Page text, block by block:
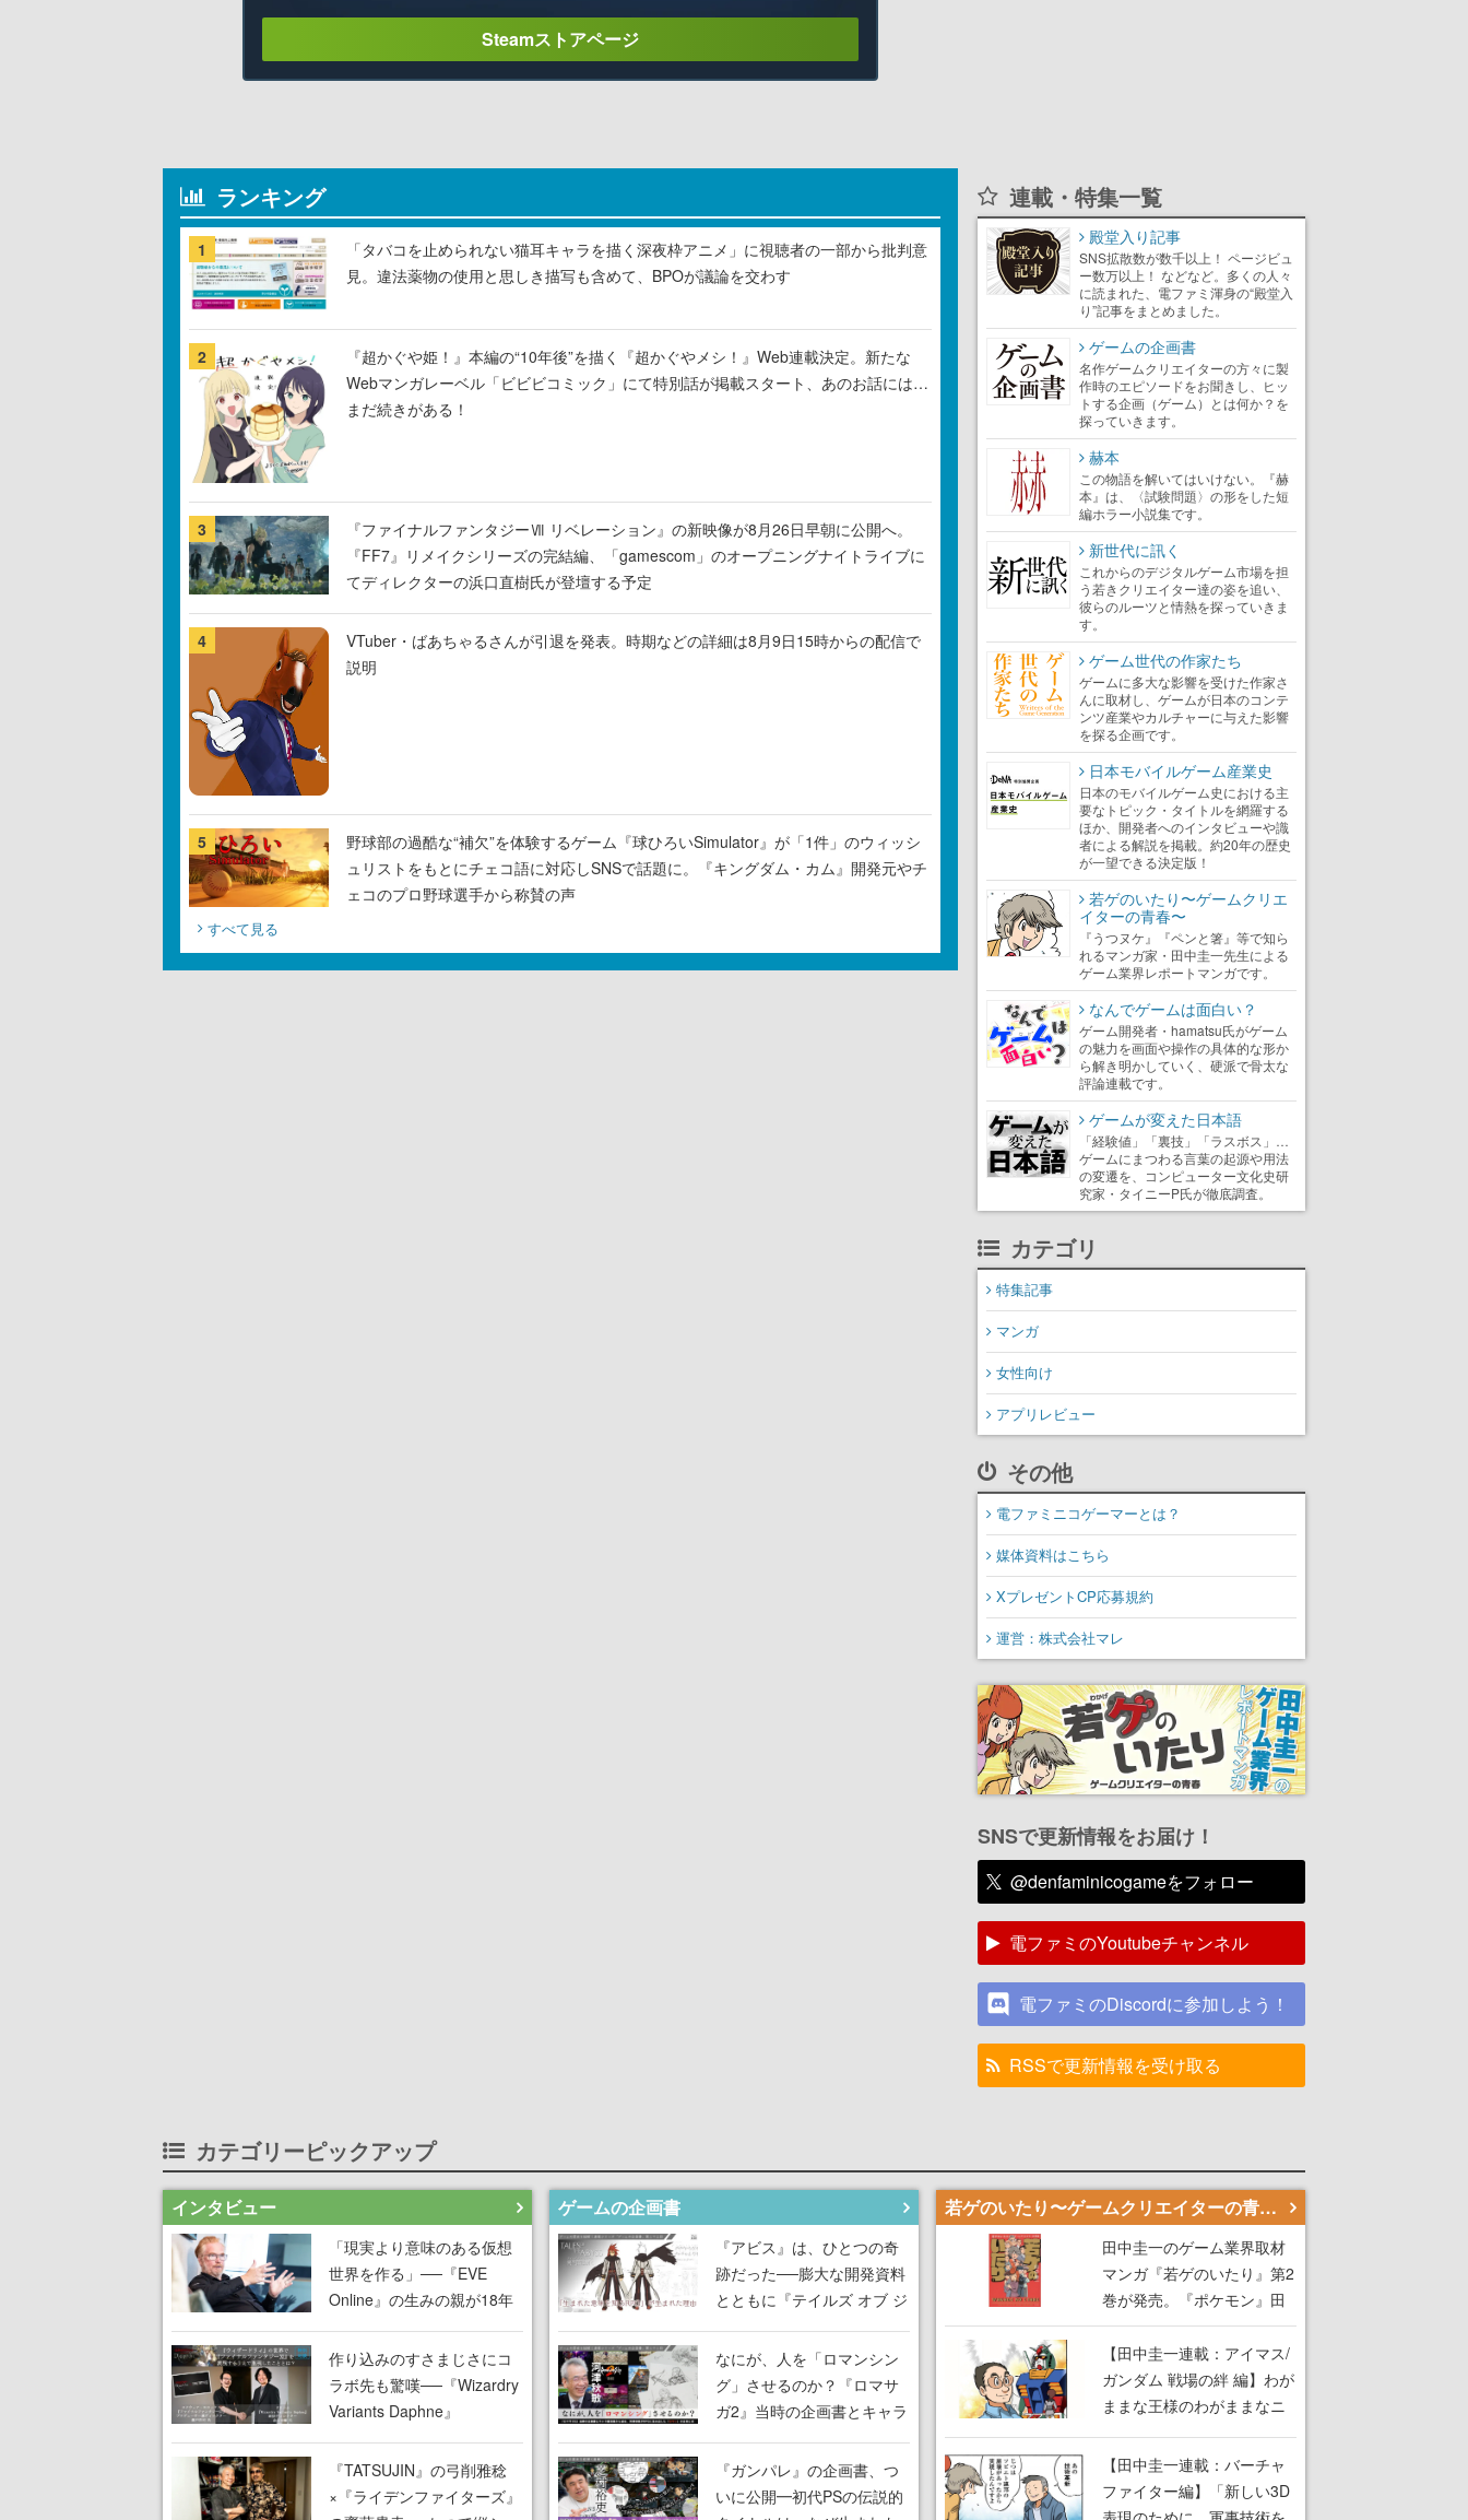
Steamストアページ
ランキング
1
「タバコを止められない猫耳キャラを描く深夜枠アニメ」に視聴者の一部から批判意
見。違法薬物の使用と思しき描写も含めて、BPOが議論を交わす
2
『超かぐや姫！』本編の“10年後”を描く『超かぐやメシ！』Web連載決定。新たな
Webマンガレーベル「ビビビコミック」にて特別話が掲載スタート、あのお話には…
まだ続きがある！
3
『ファイナルファンタジーⅦ リベレーション』の新映像が8月26日早朝に公開へ。
『FF7』リメイクシリーズの完結編、「gamescom」のオープニングナイトライブに
てディレクターの浜口直樹氏が登壇する予定
4
VTuber・ばあちゃるさんが引退を発表。時期などの詳細は8月9日15時からの配信で
説明
5
野球部の過酷な“補欠”を体験するゲーム『球ひろいSimulator』が「1件」のウィッシ
ュリストをもとにチェコ語に対応しSNSで話題に。『キングダム・カム』開発元やチ
ェコのプロ野球選手から称賛の声
すべて見る
連載・特集一覧
殿堂入り記事
SNS拡散数が数千以上！ ページビュ
ー数万以上！ などなど。多くの人々
に読まれた、電ファミ渾身の“殿堂入
り”記事をまとめました。
ゲームの企画書
名作ゲームクリエイターの方々に製
作時のエピソードをお聞きし、ヒッ
トする企画（ゲーム）とは何か？を
探っていきます。
赫本
この物語を解いてはいけない。『赫
本』は、〈試験問題〉の形をした短
編ホラー小説集です。
新世代に訊く
これからのデジタルゲーム市場を担
う若きクリエイター達の姿を追い、
彼らのルーツと情熱を探っていきま
す。
ゲーム世代の作家たち
ゲームに多大な影響を受けた作家さ
んに取材し、ゲームが日本のコンテ
ンツ産業やカルチャーに与えた影響
を探る企画です。
日本モバイルゲーム産業史
日本のモバイルゲーム史における主
要なトピック・タイトルを網羅する
ほか、開発者へのインタビューや識
者による解説を掲載。約20年の歴史
が一望できる決定版！
若ゲのいたり〜ゲームクリエ
イターの青春〜
『うつヌケ』『ペンと箸』等で知ら
れるマンガ家・田中圭一先生による
ゲーム業界レポートマンガです。
なんでゲームは面白い？
ゲーム開発者・hamatsu氏がゲーム
の魅力を画面や操作の具体的な形か
ら解き明かしていく、硬派で骨太な
評論連載です。
ゲームが変えた日本語
「経験値」「裏技」「ラスボス」…
ゲームにまつわる言葉の起源や用法
の変遷を、コンピューター文化史研
究家・タイニーP氏が徹底調査。
カテゴリ
特集記事
マンガ
女性向け
アプリレビュー
その他
電ファミニコゲーマーとは？
媒体資料はこちら
XプレゼントCP応募規約
運営：株式会社マレ
SNSで更新情報をお届け！
@denfaminicogameをフォロー
電ファミのYoutubeチャンネル
電ファミのDiscordに参加しよう！
RSSで更新情報を受け取る
カテゴリーピックアップ
インタビュー
「現実より意味のある仮想
世界を作る」──『EVE
Online』の生みの親が18年
掲げ続ける”クレイジーな宣
言”は、比喩ではなく本気だ
った
作り込みのすさまじさにコ
ラボ先も驚嘆──『Wizardry
Variants Daphne』
×『FFXI』コラボが期間限
定なのにジョブもキャラも
武器も戦闘システムもワン
『TATSUJIN』の弓削雅稔
×『ライデンファイターズ』
ゲームの企画書
『アビス』は、ひとつの奇
跡だった──膨大な開発資料
とともに『テイルズ オブ ジ
アビス』開発陣に聞く、
「生まれた意味を知る
RPG」が生まれた理由【ゲ
ームの企画書】
なにが、人を「ロマンシン
グ」させるのか？『ロマサ
ガ2』当時の企画書とキャラ
設定画から迫る、河津秋敏
がRPGに生み出した「ロマ
ン」の正体とは【ゲームの
『ガンパレ』の企画書、つ
いに公開━初代PSの伝説的
若ゲのいたり〜ゲームクリエイターの青春〜
田中圭一のゲーム業界取材
マンガ『若ゲのいたり』第2
巻が発売。『ポケモン』田
尻智さん、『ゼビウス』遠
藤雅伸さんらの貴重なエピ
ソードを収録
【田中圭一連載：アイマス/
ガンダム 戦場の絆 編】わが
ままな王様のわがままなニ
ーズを満たす！──小山順一
朗が貫く姿勢に、ゲームク
リエイターとしての矜持を
見た【若ゲのいたり最終
【田中圭一連載：バーチャ
ファイター編】「新しい3D